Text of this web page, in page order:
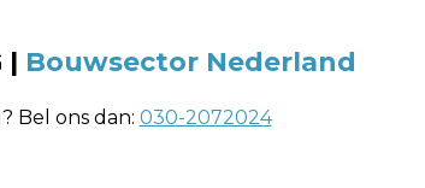
| Bouwsector Nederland
Bel ons dan: 030-2072024